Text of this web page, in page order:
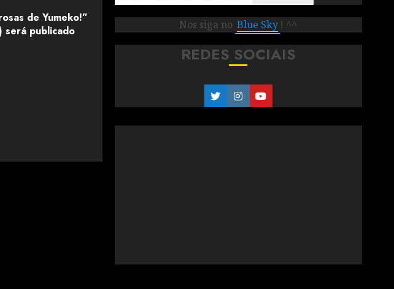
de Yumeko!”
será publicado
Nos siga no Blue Sky ! ^^
REDES SOCIAIS